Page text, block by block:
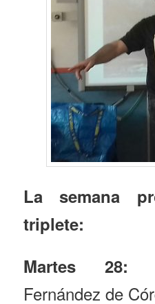
La semana
triplete:
Martes 28:
Fernández de